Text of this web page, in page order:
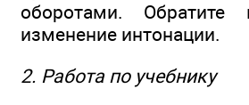
оборотами. Обратите
изменение интонации.
2. Работа по учебнику